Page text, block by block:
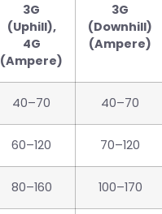
3G
(Uphill),
4G
(Ampere)
3G
(Downhill)
(Ampere)
40–70 40–70
60–120 70–120
80–160 100–170